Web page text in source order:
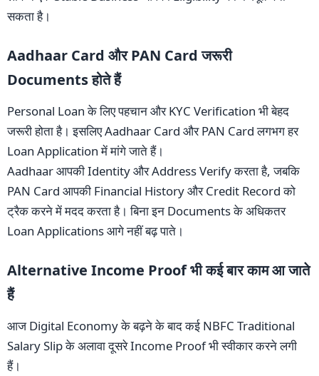
सकता है।
Aadhaar Card और PAN Card जरूरी
Documents होते हैं
Personal Loan के लिए पहचान और KYC Verification भी बेहद
जरूरी होता है। इसलिए Aadhaar Card और PAN Card लगभग हर
Loan Application में मांगे जाते हैं।
Aadhaar आपकी Identity और Address Verify करता है, जबकि
PAN Card आपकी Financial History और Credit Record को
ट्रैक करने में मदद करता है। बिना इन Documents के अधिकतर
Loan Applications आगे नहीं बढ़ पाते।
Alternative Income Proof भी कई बार काम आ जाते
हैं
आज Digital Economy के बढ़ने के बाद कई NBFC Traditional
Salary Slip के अलावा दूसरे Income Proof भी स्वीकार करने लगी
हैं।